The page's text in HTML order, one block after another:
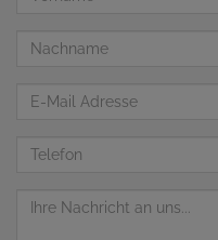
Nachname
Telefon
Nachricht